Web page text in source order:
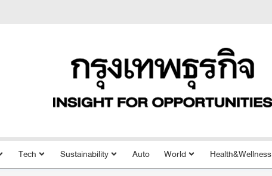
Tech Sustainability Auto World Health&Wellness